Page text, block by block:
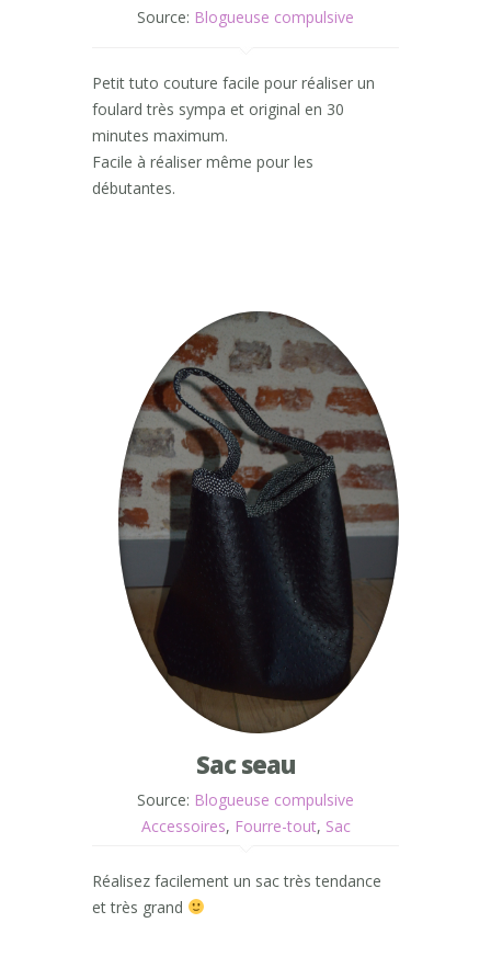
Source: Blogueuse compulsive
Petit tuto couture facile pour réaliser un
foulard très sympa et original en 30
minutes maximum.
Facile à réaliser même pour les
débutantes.
Sac seau
Source: Blogueuse compulsive
Accessoires, Fourre-tout, Sac
Réalisez facilement un sac très tendance
et très grand